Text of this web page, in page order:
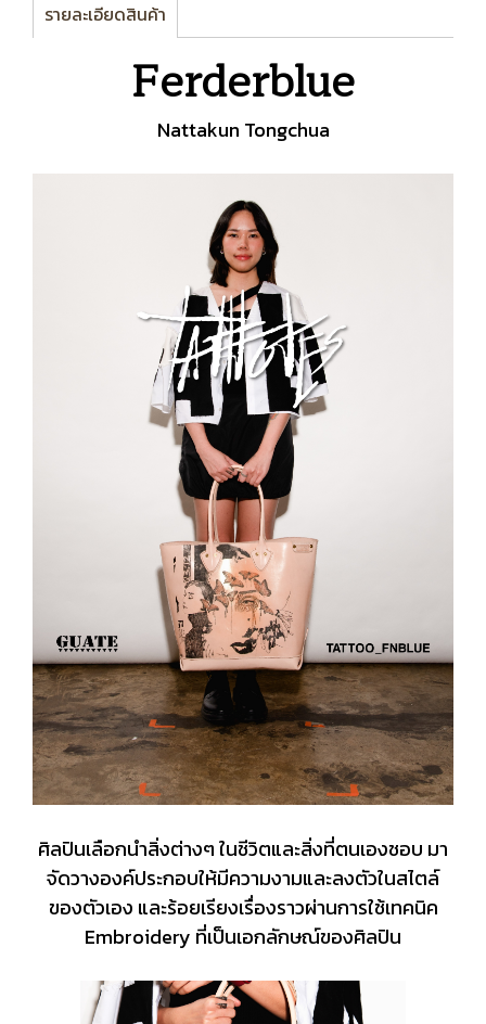
รายละเอียดสินค้า
Ferderblue
Nattakun Tongchua
ศิลปินเลือกนำสิ่งต่างๆ ในชีวิตและสิ่งที่ตนเองชอบ มา
จัดวางองค์ประกอบให้มีความงามและลงตัวในสไตล์
ของตัวเอง และร้อยเรียงเรื่องราวผ่านการใช้เทคนิค
Embroidery ที่เป็นเอกลักษณ์ของศิลปิน